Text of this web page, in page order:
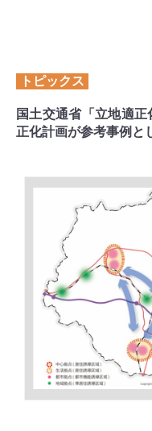
トピックス
国土交通省「立地適
正化計画が参考事例と